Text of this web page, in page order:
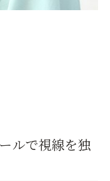
ルで視線を独